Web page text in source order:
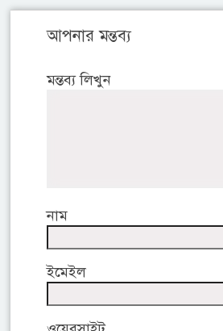
আপনার মন্তব্য
মন্তব্য লিখুন
নাম
ইমেইল